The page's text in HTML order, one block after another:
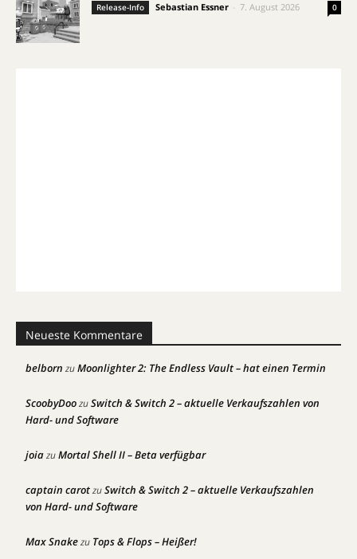
Release-Info Sebastian Essner 7. August 2026 0
Neueste Kommentare
belborn zuMoonlighter 2: The Endless Vault – hat einen Termin
ScoobyDoozuSwitch & Switch 2 – aktuelle Verkaufszahlen von
Hard- und Software
joiazuMortal Shell II – Beta verfügbar
captain carotzuSwitch & Switch 2 – aktuelle Verkaufszahlen
von Hard- und Software
Max Snakezu Tops & Flops – Heißer!